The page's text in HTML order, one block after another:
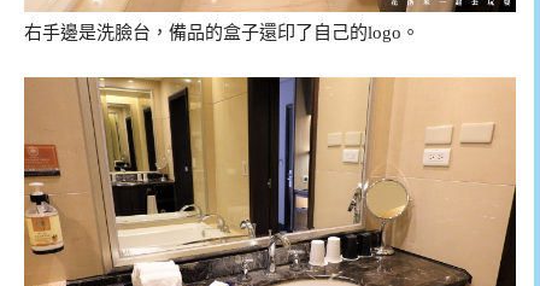
右手邊是洗臉台，備品的盒子還印了自己的logo。